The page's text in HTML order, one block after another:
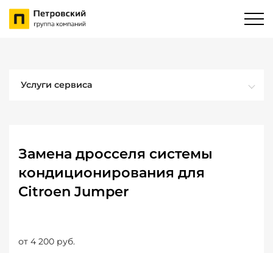
Услуги сервиса
Замена дросселя системы
кондиционирования для
Citroen Jumper
от 4 200 руб.